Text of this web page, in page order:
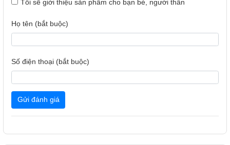
Tôi sẽ giới thiệu sản phẩm cho bạn bè, người thân
Họ tên (bắt buộc)
Số điện thoại (bắt buộc)
Gửi đánh giá